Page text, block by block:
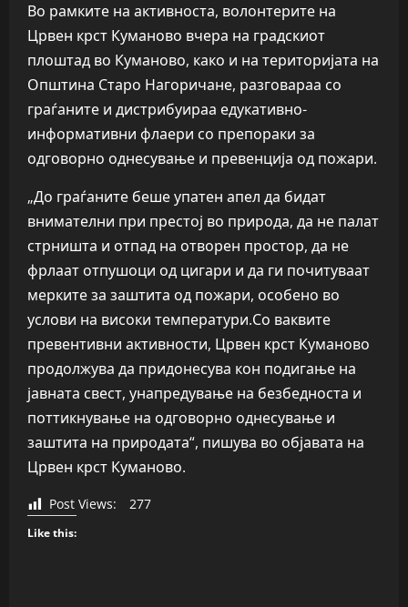
Во рамките на активноста, волонтерите на
Црвен крст Куманово вчера на градскиот
плоштад во Куманово, како и на територијата на
Општина Старо Нагоричане, разговараа со
граѓаните и дистрибуираа едукативно-
информативни флаери со препораки за
одговорно однесување и превенција од пожари.
„До граѓаните беше упатен апел да бидат
внимателни при престој во природа, да не палат
стрништа и отпад на отворен простор, да не
фрлаат отпушоци од цигари и да ги почитуваат
мерките за заштита од пожари, особено во
услови на високи температури.Со ваквите
превентивни активности, Црвен крст Куманово
продолжува да придонесува кон подигање на
јавната свест, унапредување на безбедноста и
поттикнување на одговорно однесување и
заштита на природата“, пишува во објавата на
Црвен крст Куманово.
Post Views: 277
Like this: